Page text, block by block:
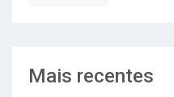
Mais recentes